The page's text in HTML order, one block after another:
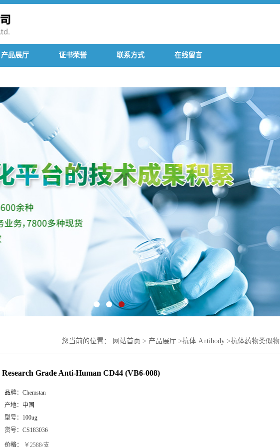
产品展厅 证书荣誉 联系方式 在线留言
您当前的位置： 网站首页 > 产品展厅 >抗体 Antibody >抗体药物类似物
Research Grade Anti-Human CD44 (VB6-008)
品牌： Chemstan
产地： 中国
型号： 100ug
货号： CS183036
价格： ￥2588/支